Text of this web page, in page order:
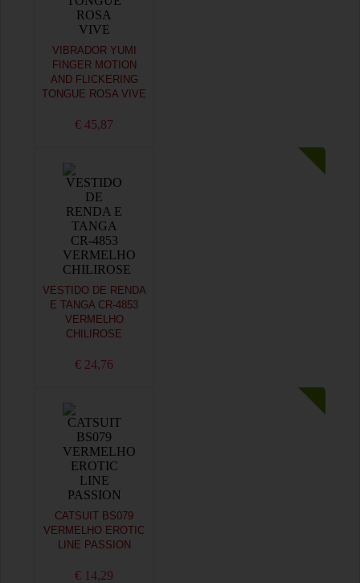
VIBRADOR YUMI
FINGER MOTION
AND FLICKERING
TONGUE ROSA VIVE
€ 45,87
VESTIDO DE RENDA
E TANGA CR-4853
VERMELHO
CHILIROSE
€ 24,76
CATSUIT BS079
VERMELHO EROTIC
LINE PASSION
€ 14,29